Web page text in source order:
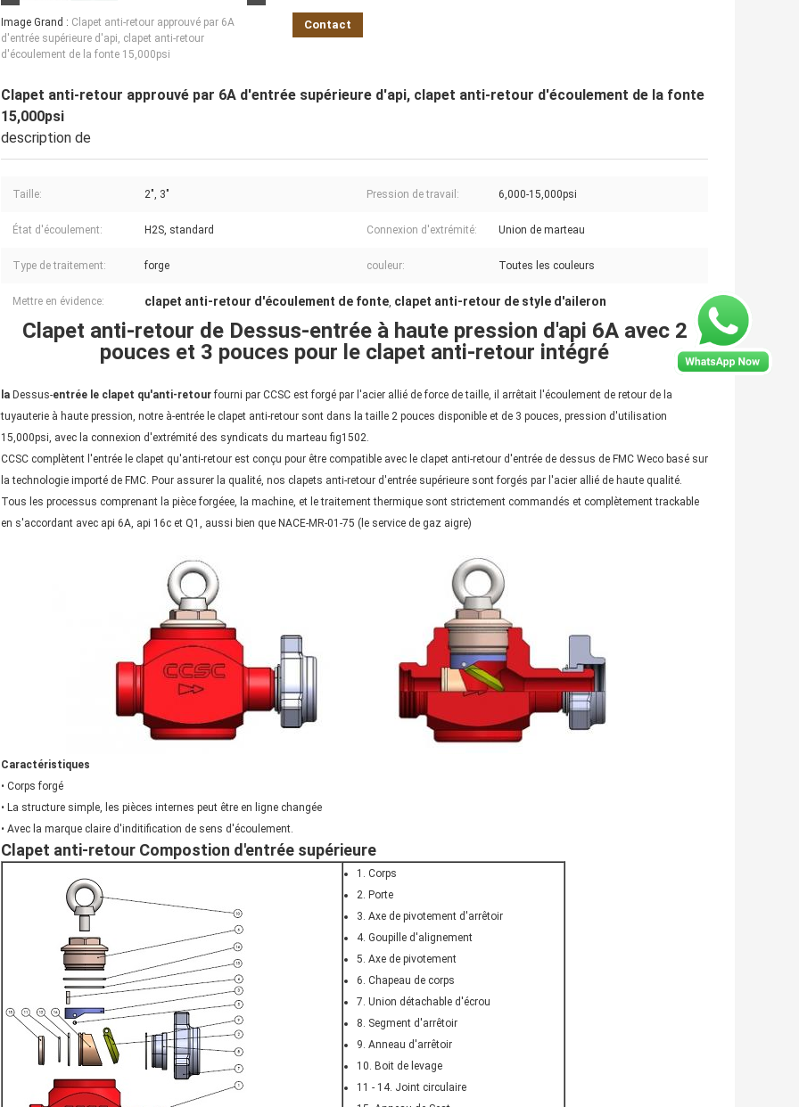
Image Grand : Clapet anti-retour approuvé par 6A
d'entrée supérieure d'api, clapet anti-retour
d'écoulement de la fonte 15,000psi
Contact
Clapet anti-retour approuvé par 6A d'entrée supérieure d'api, clapet anti-retour d'écoulement de la fonte
15,000psi
description de
Taille: 2", 3" Pression de travail: 6,000-15,000psi
État d'écoulement: H2S, standard Connexion d'extrémité: Union de marteau
Type de traitement: forge couleur: Toutes les couleurs
Mettre en évidence: clapet anti-retour d'écoulement de fonte, clapet anti-retour de style d'aileron
Clapet anti-retour de Dessus-entrée à haute pression d'api 6A avec 2
pouces et 3 pouces pour le clapet anti-retour intégré
la Dessus-entrée le clapet qu'anti-retourfourni par CCSC est forgé par l'acier allié de force de taille, il arrêtait l'écoulement de retour de la
tuyauterie à haute pression, notre à-entrée le clapet anti-retour sont dans la taille 2 pouces disponible et de 3 pouces, pression d'utilisation
15,000psi, avec la connexion d'extrémité des syndicats du marteau fig1502.
CCSC complètent l'entrée le clapet qu'anti-retour est conçu pour être compatible avec le clapet anti-retour d'entrée de dessus de FMC Weco basé sur
la technologie importé de FMC. Pour assurer la qualité, nos clapets anti-retour d'entrée supérieure sont forgés par l'acier allié de haute qualité.
Tous les processus comprenant la pièce forgéee, la machine, et le traitement thermique sont strictement commandés et complètement trackable
en s'accordant avec api 6A, api 16c et Q1, aussi bien que NACE-MR-01-75 (le service de gaz aigre)
Caractéristiques
• Corps forgé
• La structure simple, les pièces internes peut être en ligne changée
• Avec la marque claire d'inditification de sens d'écoulement.
Clapet anti-retour Compostion d'entrée supérieure
1. Corps
2. Porte
3. Axe de pivotement d'arrêtoir
4. Goupille d'alignement
5. Axe de pivotement
6. Chapeau de corps
7. Union détachable d'écrou
8. Segment d'arrêtoir
9. Anneau d'arrêtoir
10. Boit de levage
11 - 14. Joint circulaire